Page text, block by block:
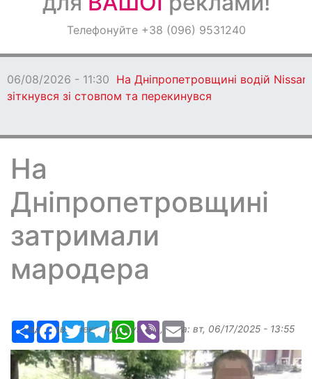
ОголошенняТелефонуйте +38 (096) 9531240
06/08/2026 - 11:30 На Дніпропетровщині водій Nissan
зіткнувся зі стовпом та перекинувся
На
Дніпропетровщині
затримали
мародера
РесурсFacebook
TwitterTelegramWhatsApp
ViberEmail
Надіслав:Александр Бугаев , дата: вт, 06/17/2025 - 13:55